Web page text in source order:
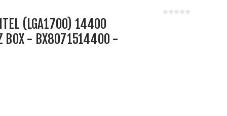
(LGA1700) 14400
BOX - BX8071514400 -